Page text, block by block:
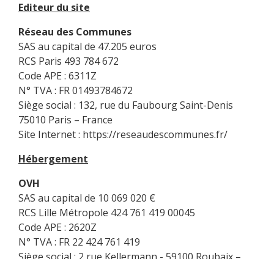
Editeur du site
Réseau des Communes
SAS au capital de 47.205 euros
RCS Paris 493 784 672
Code APE : 6311Z
N° TVA : FR 01493784672
Siège social : 132, rue du Faubourg Saint-Denis
75010 Paris – France
Site Internet : https://reseaudescommunes.fr/
Hébergement
OVH
SAS au capital de 10 069 020 €
RCS Lille Métropole 424 761 419 00045
Code APE : 2620Z
N° TVA : FR 22 424 761 419